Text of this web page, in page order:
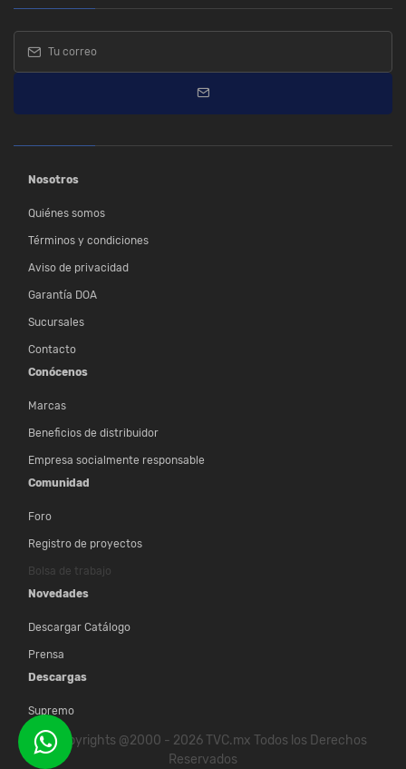
Nosotros
Quiénes somos
Términos y condiciones
Aviso de privacidad
Garantía DOA
Sucursales
Contacto
Conócenos
Marcas
Beneficios de distribuidor
Empresa socialmente responsable
Comunidad
Foro
Registro de proyectos
Bolsa de trabajo
Novedades
Descargar Catálogo
Prensa
Descargas
Supremo
© Copyrights @2000 - 2026 TVC.mx Todos los Derechos
Reservados